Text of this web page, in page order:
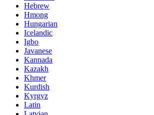
Hebrew
Hmong
Hungarian
Icelandic
Igbo
Javanese
Kannada
Kazakh
Khmer
Kurdish
Kyrgyz
Latin